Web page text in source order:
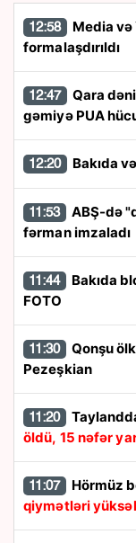
12:58
formalaşdırıldı
12:47
gəmiyə PUA
12:20 Bakıda
11:53
fərman imzaladı
11:44
FOTO
11:30
Pezeşkian
11:20
öldü, 15 nəfər
11:07 Hörmüz
qiymətləri